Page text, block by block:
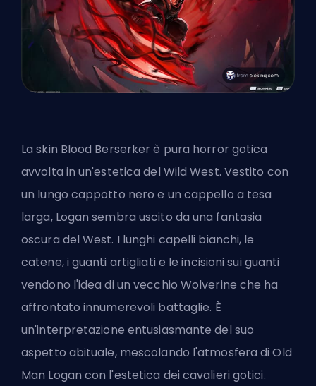
La skin Blood Berserker è pura horror gotica
avvolta in un'estetica del Wild West. Vestito con
un lungo cappotto nero e un cappello a tesa
larga, Logan sembra uscito da una fantasia
oscura del West. I lunghi capelli bianchi, le
catene, i guanti artigliati e le incisioni sui guanti
vendono l'idea di un vecchio Wolverine che ha
affrontato innumerevoli battaglie. È
un'interpretazione entusiasmante del suo
aspetto abituale, mescolando l'atmosfera di Old
Man Logan con l'estetica dei cavalieri gotici.